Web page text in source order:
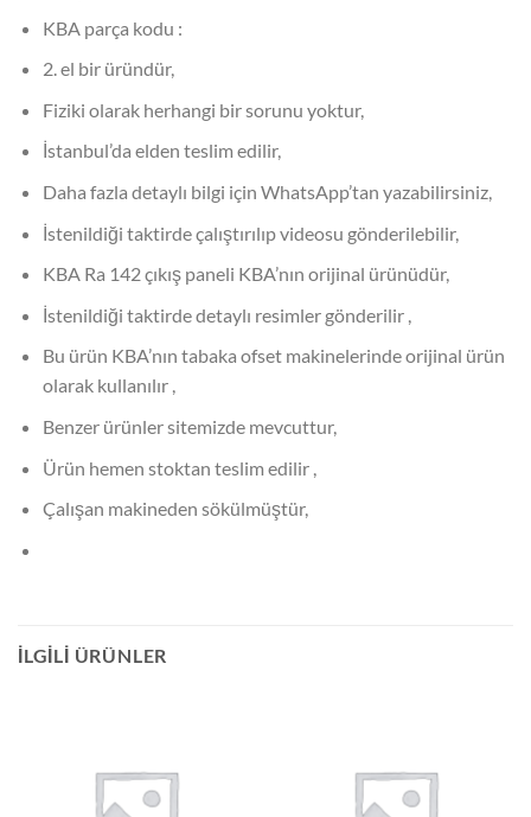
KBA parça kodu :
2. el bir üründür,
Fiziki olarak herhangi bir sorunu yoktur,
İstanbul’da elden teslim edilir,
Daha fazla detaylı bilgi için WhatsApp’tan yazabilirsiniz,
İstenildiği taktirde çalıştırılıp videosu gönderilebilir,
KBA Ra 142 çıkış paneli KBA’nın orijinal ürünüdür,
İstenildiği taktirde detaylı resimler gönderilir ,
Bu ürün KBA’nın tabaka ofset makinelerinde orijinal ürün
olarak kullanılır ,
Benzer ürünler sitemizde mevcuttur,
Ürün hemen stoktan teslim edilir ,
Çalışan makineden sökülmüştür,
İLGILI ÜRÜNLER